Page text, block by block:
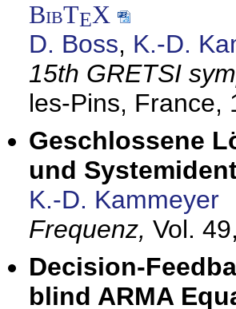
BibTEX
D. Boss, K.-D.
15th GRETSI
les-Pins, France,
Geschlossene
und
K.-D. Kammeyer
Frequenz, Vol.
Decision-
blind ARMA